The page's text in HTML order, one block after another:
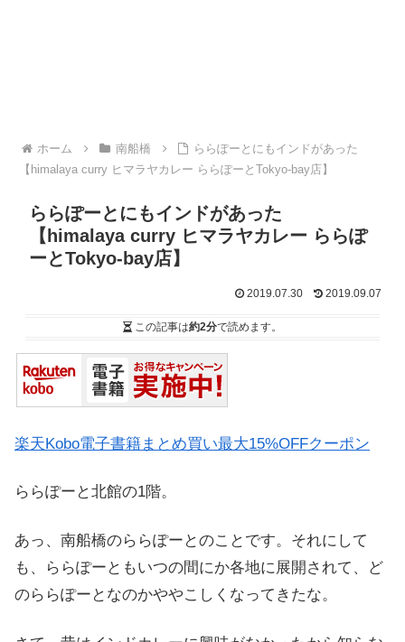
ホーム 南船橋
ららぽーとにもインドがあった
【himalaya curry ヒマラヤカレー ららぽーとTokyo-bay店】
ららぽーとにもインドがあった
【himalaya curry ヒマラヤカレー ららぽ
ーとTokyo-bay店】
2019.07.30 2019.09.07
この記事は約2分で読めます。
楽天Kobo電子書籍まとめ買い最大15%OFFクーポン
ららぽーと北館の1階。
あっ、南船橋のららぽーとのことです。それにして
も、ららぽーともいつの間にか各地に展開されて、ど
のららぽーとなのかややこしくなってきたな。